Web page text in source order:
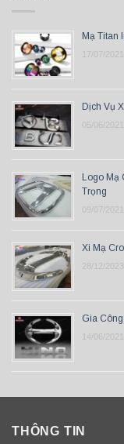
Mạ Titan
17/07/2021
Dịch Vụ
05/06/2021
Logo Mạ
Trọng
09/07/2021
Xi Mạ
28/12/2023
Gia
14/06/2021
THÔNG TIN